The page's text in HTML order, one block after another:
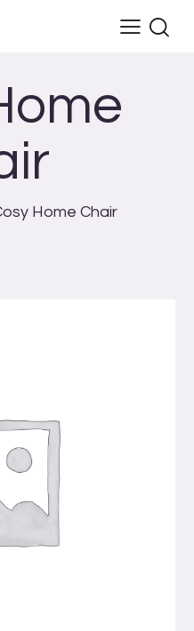
Home Chair